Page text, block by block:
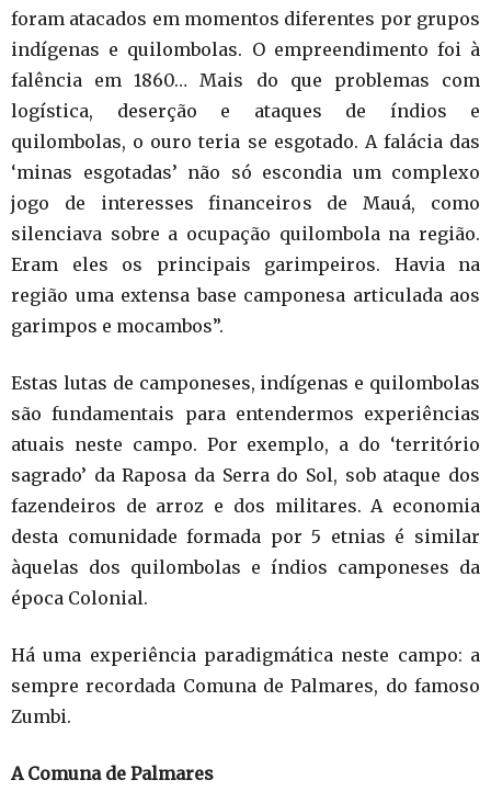
foram atacados em momentos diferentes por grupos
indígenas e quilombolas. O empreendimento foi à
falência em 1860… Mais do que problemas com
logística, deserção e ataques de índios e
quilombolas, o ouro teria se esgotado. A falácia das
‘minas esgotadas’ não só escondia um complexo
jogo de interesses financeiros de Mauá, como
silenciava sobre a ocupação quilombola na região.
Eram eles os principais garimpeiros. Havia na
região uma extensa base camponesa articulada aos
garimpos e mocambos”.
Estas lutas de camponeses, indígenas e quilombolas
são fundamentais para entendermos experiências
atuais neste campo. Por exemplo, a do ‘território
sagrado’ da Raposa da Serra do Sol, sob ataque dos
fazendeiros de arroz e dos militares. A economia
desta comunidade formada por 5 etnias é similar
àquelas dos quilombolas e índios camponeses da
época Colonial.
Há uma experiência paradigmática neste campo: a
sempre recordada Comuna de Palmares, do famoso
Zumbi.
A Comuna de Palmares